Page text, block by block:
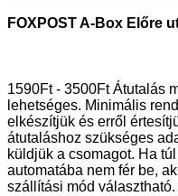
FOXPOST A-Box Előre
1590Ft - 3500Ft Átutalás
lehetséges. Minimális
elkészítjük és erről
átutaláshoz szükséges
küldjük a csomagot. Ha
automatába nem fér be,
szállítási mód választható.